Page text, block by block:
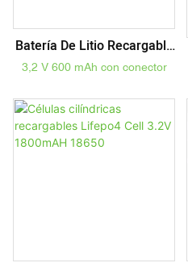
Batería De Litio Recargable
De Celda AA 3,2 V 500 MAH
3,2 V 600 mAh con conector